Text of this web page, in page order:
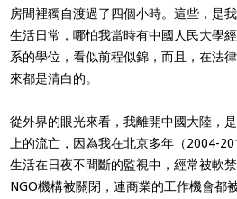
房間裡獨自渡過了四個小時。這些，是
生活日常，哪怕我當時有中國人民大學
系的學位，看似前程似錦，而且，在法
來都是清白的。
從外界的眼光來看，我離開中國大陸，
上的流亡，因為我在北京多年（2004-
生活在日夜不間斷的監視中，經常被軟禁
NGO機構被關閉，連商業的工作機會都